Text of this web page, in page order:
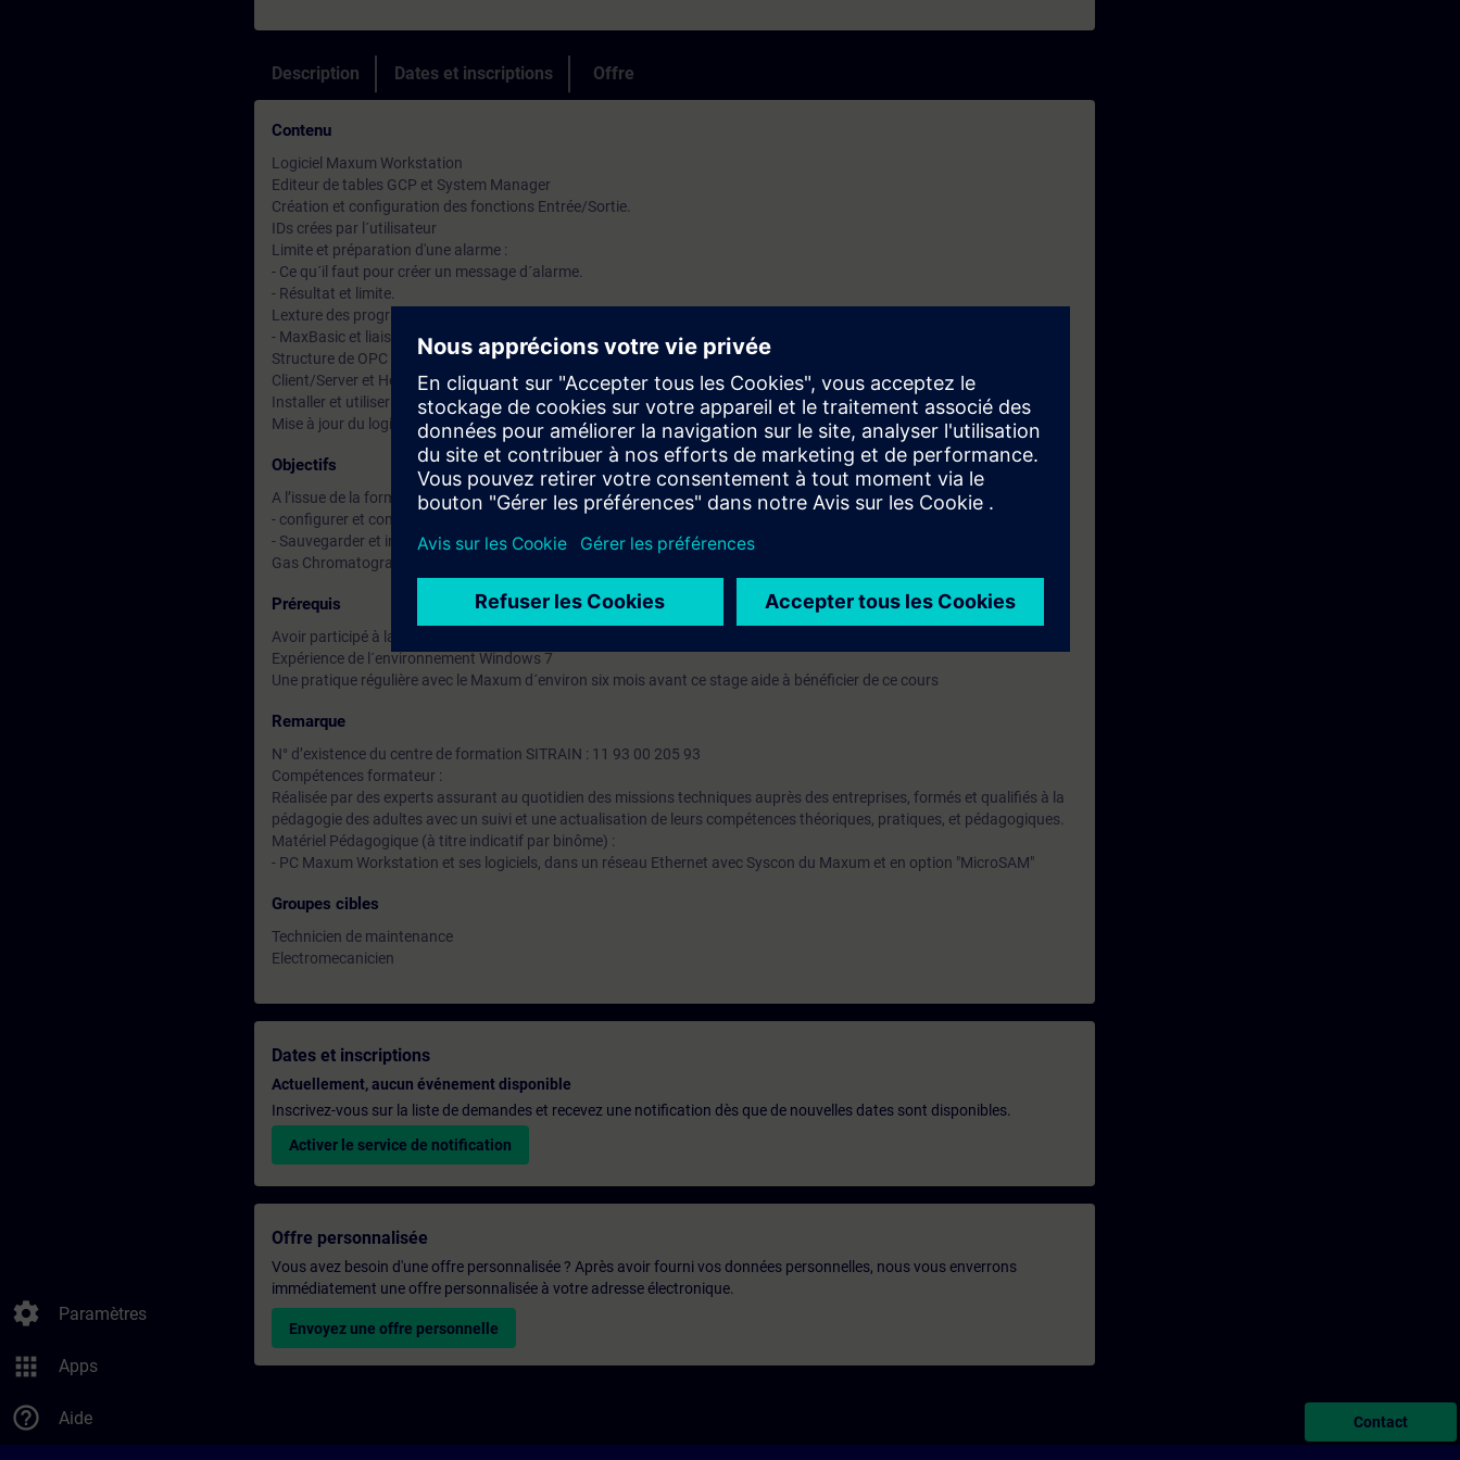
settings Paramètres
apps Apps
help_outline Aide
Description Dates et inscriptions Offre
Contenu
Logiciel Maxum Workstation
Editeur de tables GCP et System Manager
Création et configuration des fonctions Entrée/Sortie.
IDs crées par l´utilisateur
Limite et préparation d'une alarme :
- Ce qu´il faut pour créer un message d´alarme.
- Résultat et limite.
Lexture des programmes MaxBasic :
- MaxBasic et liaison avec paramètres.
Structure de OPC et table d´adresses du Modbus du Maxum,
Client/Server et Host.
Installer et utiliser ODBC (Open Data Base Connectivity)
Mise à jour du logiciel.
Objectifs
A l’issue de la formation, le stagiaire sera capable de :
- configurer et connaître les modes de transmission de données en analogique et en sériel en réseau.
- Sauvegarder et installer les paramètres des applications lors d´une mise A jour du logiciel Maxum System Tools avec
Gas Chromatograph Portal (GCP)
Prérequis
Avoir participé à la formation CHR-MAX01, ou avoir un niveau équivalent.
Expérience de l´environnement Windows 7
Une pratique régulière avec le Maxum d´environ six mois avant ce stage aide à bénéficier de ce cours
Remarque
N° d’existence du centre de formation SITRAIN : 11 93 00 205 93
Compétences formateur :
Réalisée par des experts assurant au quotidien des missions techniques auprès des entreprises, formés et qualifiés à la
pédagogie des adultes avec un suivi et une actualisation de leurs compétences théoriques, pratiques, et pédagogiques.
Matériel Pédagogique (à titre indicatif par binôme) :
- PC Maxum Workstation et ses logiciels, dans un réseau Ethernet avec Syscon du Maxum et en option "MicroSAM"
Groupes cibles
Technicien de maintenance
Electromecanicien
Dates et inscriptions
Actuellement, aucun événement disponible
Inscrivez-vous sur la liste de demandes et recevez une notification dès que de nouvelles dates sont disponibles.
Activer le service de notification
Offre personnalisée
Vous avez besoin d'une offre personnalisée ? Après avoir fourni vos données personnelles, nous vous enverrons
immédiatement une offre personnalisée à votre adresse électronique.
Envoyez une offre personnelle
Contact